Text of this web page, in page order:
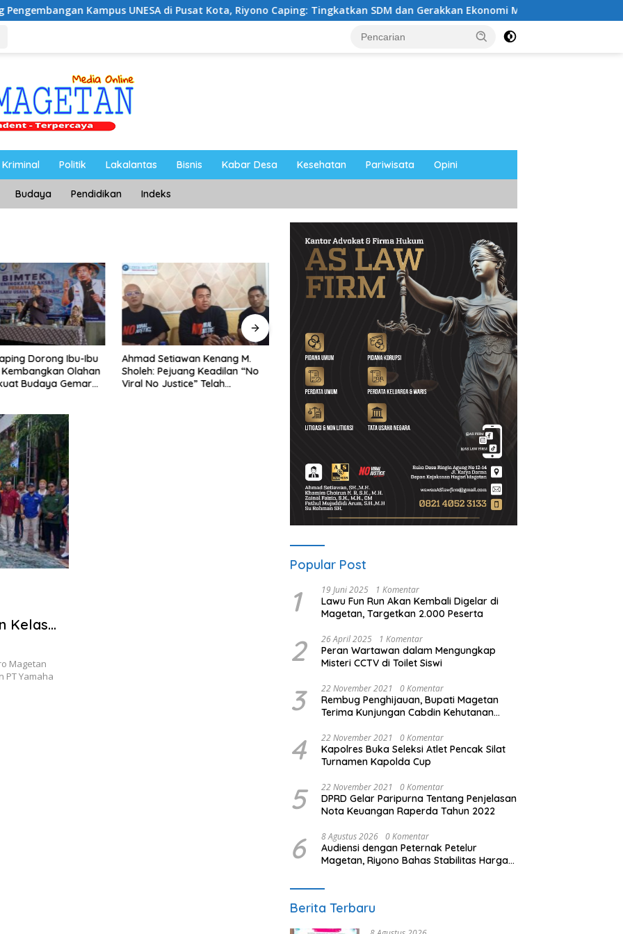
Kampus UNESA di Pusat Kota, Riyono Caping: Tingkatkan SDM dan Gerakkan Ekonomi Magetan
Politik Lakalantas Bisnis Kabar Desa Kesehatan Pariwisata Opini
Budaya Pendidikan Indeks
Dorong Ibu-Ibu
Olahan
Budaya Gemar
Ahmad Setiawan Kenang M.
Sholeh: Pejuang Keadilan “No
Viral No Justice” Telah
Lewat Program Desa BRILiaN,
BRI Magetan Dorong Desa
Wates Berprestasi
Noorbiyanto, S.H Nahkodai BPC
Peradin Magetan Periode
2026–2028, Siap Perkuat
Pendampingan Hukum
Kelas
Magetan
PT Yamaha
Popular Post
1 19 Juni 2025 1 Komentar
Lawu Fun Run Akan Kembali Digelar di
Magetan, Targetkan 2.000 Peserta
2 26 April 2025 1 Komentar
Peran Wartawan dalam Mengungkap
Misteri CCTV di Toilet Siswi
3 22 November 2021 0 Komentar
Rembug Penghijauan, Bupati Magetan
Terima Kunjungan Cabdin Kehutanan
4 22 November 2021 0 Komentar
Kapolres Buka Seleksi Atlet Pencak Silat
Turnamen Kapolda Cup
5 22 November 2021 0 Komentar
DPRD Gelar Paripurna Tentang Penjelasan
Nota Keuangan Raperda Tahun 2022
6 8 Agustus 2026 0 Komentar
Audiensi dengan Peternak Petelur
Magetan, Riyono Bahas Stabilitas Harga
Berita Terbaru